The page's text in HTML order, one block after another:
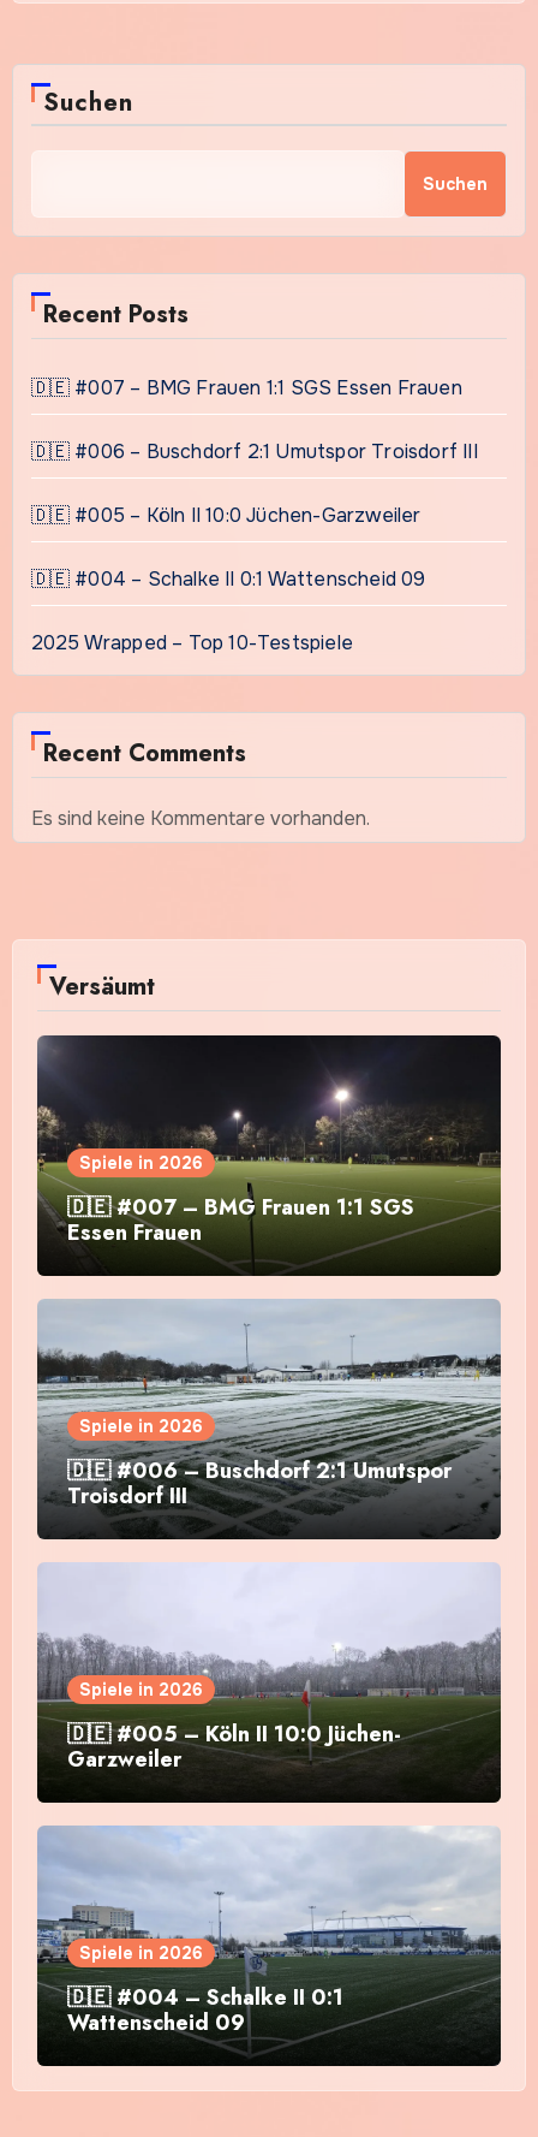
Suchen
Suchen
Recent Posts
🇩🇪 #007 – BMG Frauen 1:1 SGS Essen Frauen
🇩🇪 #006 – Buschdorf 2:1 Umutspor Troisdorf III
🇩🇪 #005 – Köln II 10:0 Jüchen-Garzweiler
🇩🇪 #004 – Schalke II 0:1 Wattenscheid 09
2025 Wrapped – Top 10-Testspiele
Recent Comments
Es sind keine Kommentare vorhanden.
Versäumt
Spiele in 2026
🇩🇪 #007 – BMG Frauen 1:1 SGS
Essen Frauen
Spiele in 2026
🇩🇪 #006 – Buschdorf 2:1 Umutspor
Troisdorf III
Spiele in 2026
🇩🇪 #005 – Köln II 10:0 Jüchen-
Garzweiler
Spiele in 2026
🇩🇪 #004 – Schalke II 0:1
Wattenscheid 09